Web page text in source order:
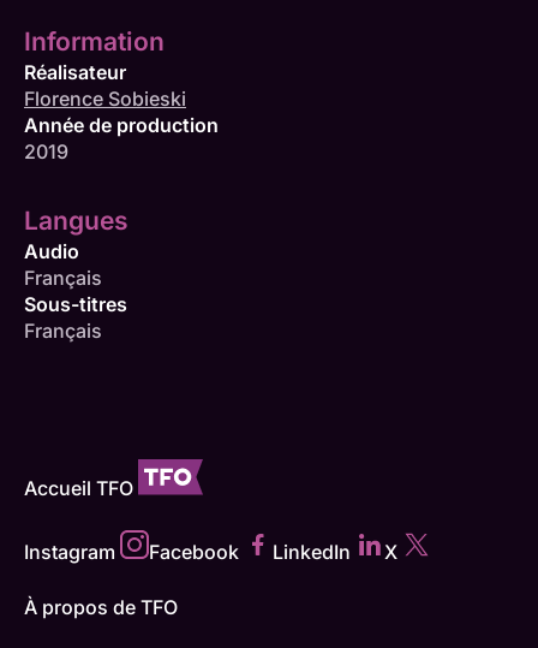
Information
Réalisateur
Florence Sobieski
Année de production
2019
Langues
Audio
Français
Sous-titres
Français
Accueil TFO
Instagram Facebook LinkedIn X
À propos de TFO